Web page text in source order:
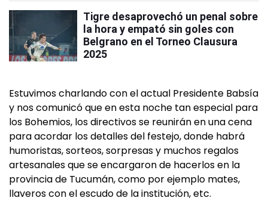
Tigre desaprovechó un penal sobre
la hora y empató sin goles con
Belgrano en el Torneo Clausura
2025
Estuvimos charlando con el actual Presidente Babsía
y nos comunicó que en esta noche tan especial para
los Bohemios, los directivos se reunirán en una cena
para acordar los detalles del festejo, donde habrá
humoristas, sorteos, sorpresas y muchos regalos
artesanales que se encargaron de hacerlos en la
provincia de Tucumán, como por ejemplo mates,
llaveros con el escudo de la institución, etc.